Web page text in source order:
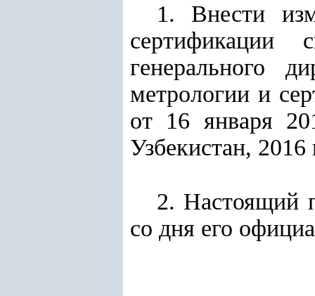
1. Внести
сертификации
генерального
метрологии и
от 16 января
Узбекистан,
2. Настоящий
со дня его